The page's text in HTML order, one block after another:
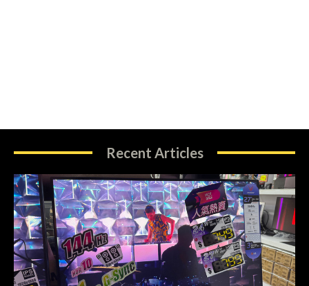
Recent Articles